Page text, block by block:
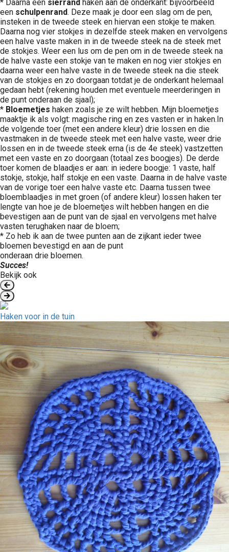
* Daarna een sierrand haken aan de onderkant: bijvoorbeeld
een schulpenrand. Deze maak je door een slag om de pen,
insteken in de tweede steek en hiervan een stokje te maken.
Daarna nog vier stokjes in dezelfde steek maken en vervolgens
een halve vaste maken in in de tweede steek na de steek met
de stokjes. Weer een lus om de pen om in de tweede steek na
de halve vaste een stokje van te maken en nog vier stokjes en
daarna weer een halve vaste in de tweede steek na die steek
van de stokjes en zo doorgaan totdat je de onderkant helemaal
gedaan hebt (rekening houden met eventuele meerderingen in
de punt onderaan de sjaal);
* Bloemetjes haken zoals je ze wilt hebben. Mijn bloemetjes
maaktje ik als volgt: magische ring en zes vasten er in haken.In
de volgende toer (met een andere kleur) drie lossen en die
vastmaken in de tweede steek met een halve vaste, weer drie
lossen en in de tweede steek erna (is de 4e steek) vastzetten
met een vaste en zo doorgaan (totaal zes boogjes). De derde
toer komen de blaadjes er aan: in iedere boogje: 1 vaste, half
stokje, stokje, half stokje en een vaste. Daarna in de halve vaste
van de vorige toer een halve vaste etc. Daarna tussen twee
bloemblaadjes in met groen (of andere kleur) lossen haken ter
lengte van hoe je de bloemetjes wilt hebben hangen en die
bevestigen aan de punt van de sjaal en vervolgens met halve
vasten terughaken naar de bloem;
* Zo heb ik aan de twee punten aan de zijkant ieder twee
bloemen bevestigd en aan de punt
onderaan drie bloemen.
Succes!
Bekijk ook
Haken voor in de tuin